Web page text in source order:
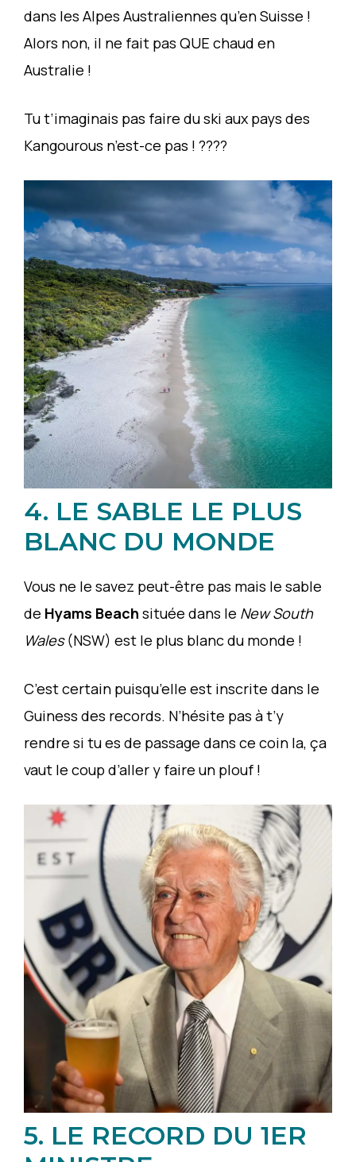
dans les Alpes Australiennes qu’en Suisse !
Alors non, il ne fait pas QUE chaud en
Australie !
Tu t’imaginais pas faire du ski aux pays des
Kangourous n’est-ce pas ! ????
4. LE SABLE LE PLUS
BLANC DU MONDE
Vous ne le savez peut-être pas mais le sable
de Hyams Beach située dans le New South
Wales(NSW) est le plus blanc du monde !
C’est certain puisqu’elle est inscrite dans le
Guiness des records. N’hésite pas à t’y
rendre si tu es de passage dans ce coin la, ça
vaut le coup d’aller y faire un plouf !
5. LE RECORD DU 1ER